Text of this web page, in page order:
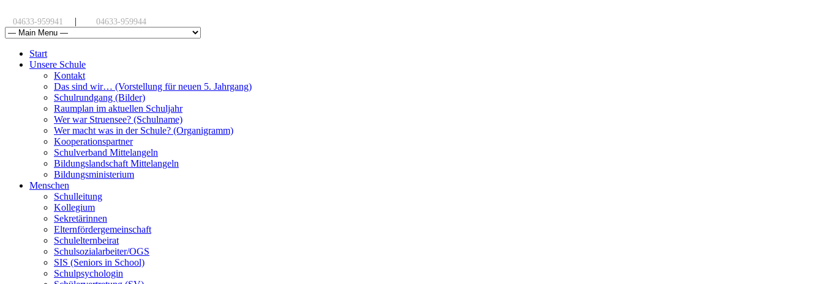
04633-959941 | 04633-959944
Start
Unsere Schule
Kontakt
Das sind wir… (Vorstellung für neuen 5. Jahrgang)
Schulrundgang (Bilder)
Raumplan im aktuellen Schuljahr
Wer war Struensee? (Schulname)
Wer macht was in der Schule? (Organigramm)
Kooperationspartner
Schulverband Mittelangeln
Bildungslandschaft Mittelangeln
Bildungsministerium
Menschen
Schulleitung
Kollegium
Sekretärinnen
Elternfördergemeinschaft
Schulelternbeirat
Schulsozialarbeiter/OGS
SIS (Seniors in School)
Schulpsychologin